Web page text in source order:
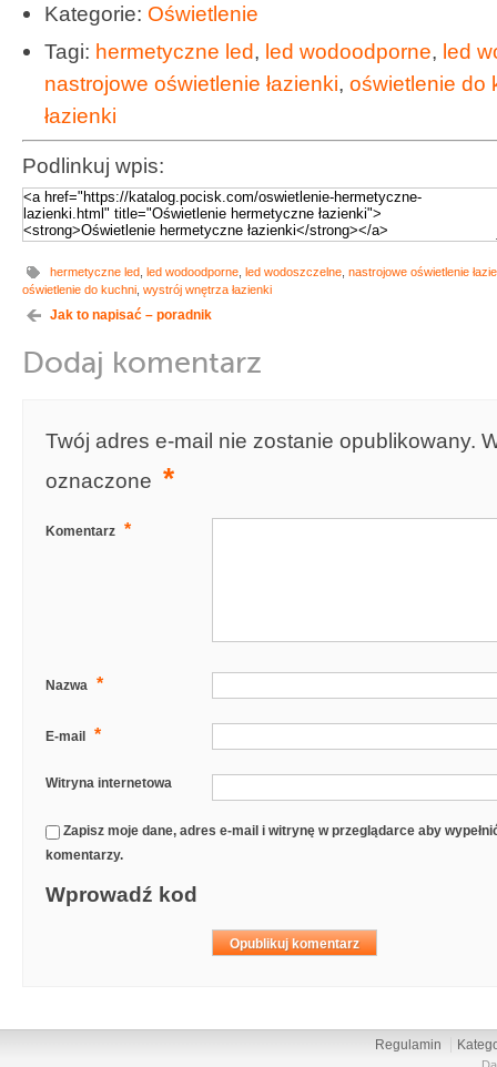
Kategorie: Oświetlenie
Tagi: hermetyczne led, led wodoodporne, led
nastrojowe oświetlenie łazienki, oświetlenie do
łazienki
Podlinkuj wpis:
hermetyczne led led wodoodporne led wodoszczelne nastrojowe oświetlenie
oświetlenie do kuchni wystrój wnętrza łazienki
Jak to napisać – poradnik
Dodaj komentarz
Twój adres e-mail nie zostanie opublikowany.
oznaczone *
Komentarz *
Nazwa *
E-mail *
Witryna internetowa
Zapisz moje dane, adres e-mail i witrynę w przeglądarce aby
komentarzy.
Wprowadź kod
Regulamin